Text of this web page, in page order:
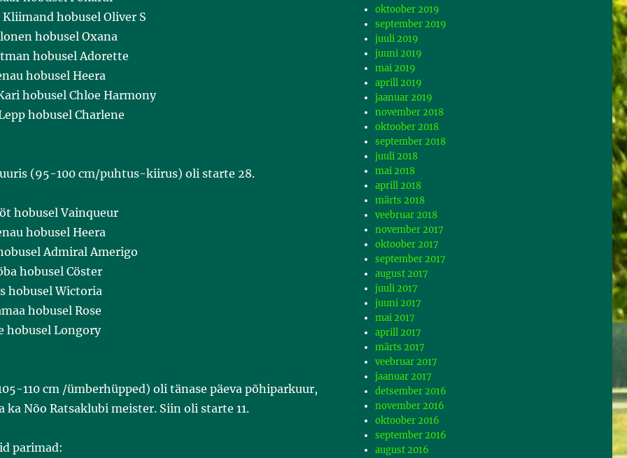
hobusel Oliver S
hobusel Oxana
hobusel Adorette
hobusel Heera
hobusel Chloe Harmony
hobusel Charlene
(95-100 cm/puhtus-kiirus) oli starte 28.
hobusel Vainqueur
hobusel Heera
Admiral Amerigo
hobusel Cöster
hobusel Wictoria
hobusel Rose
hobusel Longory
110 cm /ümberhüpped) oli tänase päeva põhiparkuur,
ka Nõo Ratsaklubi meister. Siin oli starte 11.
parimad:
oktoober 2019
september 2019
juuli 2019
juuni 2019
mai 2019
aprill 2019
jaanuar 2019
november 2018
oktoober 2018
september 2018
juuli 2018
mai 2018
aprill 2018
märts 2018
veebruar 2018
november 2017
oktoober 2017
september 2017
august 2017
juuli 2017
juuni 2017
mai 2017
aprill 2017
märts 2017
veebruar 2017
jaanuar 2017
detsember 2016
november 2016
oktoober 2016
september 2016
august 2016